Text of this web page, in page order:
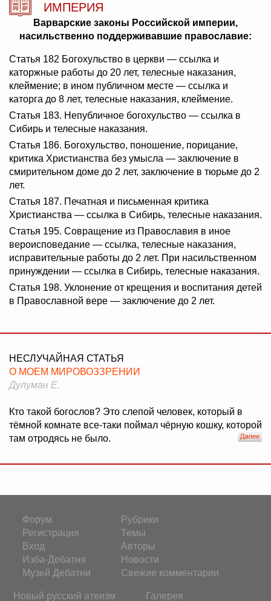
ИМПЕРИЯ
Варварские законы Российской империи,
насильственно поддерживавшие православие:
Статья 182 Богохульство в церкви — ссылка и
каторжные работы до 20 лет, телесные наказания,
клеймение; в ином публичном месте — ссылка и
каторга до 8 лет, телесные наказания, клеймение.
Статья 183. Непубличное богохульство — ссылка в
Сибирь и телесные наказания.
Статья 186. Богохульство, поношение, порицание,
критика Христианства без умысла — заключение в
смирительном доме до 2 лет, заключение в тюрьме до 2
лет.
Статья 187. Печатная и письменная критика
Христианства — ссылка в Сибирь, телесные наказания.
Статья 195. Совращение из Православия в иное
вероисповедание — ссылка, телесные наказания,
исправительные работы до 2 лет. При насильственном
принуждении — ссылка в Сибирь, телесные наказания.
Статья 198. Уклонение от крещения и воспитания детей
в Православной вере — заключение до 2 лет.
НЕСЛУЧАЙНАЯ СТАТЬЯ
О МОЕМ МИРОВОЗЗРЕНИИ
Дулуман Е.
Кто такой богослов? Это слепой человек, который в
тёмной комнате все-таки поймал чёрную кошку, которой
там отродясь не было.
Форум
Регистрация
Вход
Изба-Дебатня
Музей Дебатни
Рубрики
Темы
Авторы
Новости
Свежие комментарии
Новый русский атеизм Галерея